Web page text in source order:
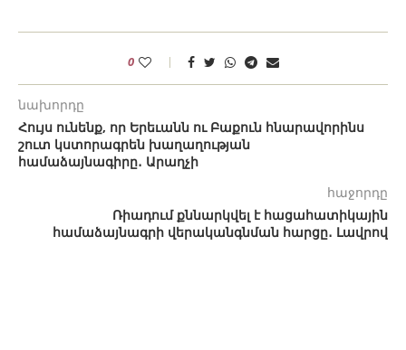
0
նախորդը
Հույս ունենք, որ Երեւանն ու Բաքուն հնարավորինս
շուտ կստորագրեն խաղաղության
համաձայնագիրը․ Արաղչի
հաջորդը
Ռիադում քննարկվել է հացահատիկային
համաձայնագրի վերականգնման հարցը․ Լավրով